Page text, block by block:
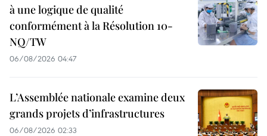
à une logique de qualité
conformément à la Résolution 10-
NQ/TW
06/08/2026 04:47
L’Assemblée nationale examine deux
grands projets d’infrastructures
06/08/2026 02:33